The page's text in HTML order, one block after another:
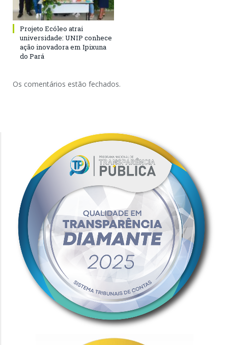
Projeto Ecóleo atrai
universidade: UNIP conhece
ação inovadora em Ipixuna
do Pará
Os comentários estão fechados.